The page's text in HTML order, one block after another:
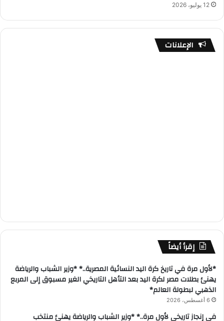
12 يوليو، 2026
الإعلانات
إقرأ أيضاً
*لأول مرة في تاريخ كرة اليد النسائية المصرية..* *وزير الشباب والرياضة
يهنئ بطلات مصر لكرة اليد بعد التأهل التاريخي الغير مسبوق إلى المربع
الذهبي لبطولة العالم*
6 أغسطس، 2026
في إنجاز تاريخي لأول مرة..* *وزير الشباب والرياضة يهنئ منتخب